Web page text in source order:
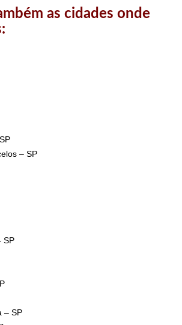
as cidades onde
– SP
SP
– SP